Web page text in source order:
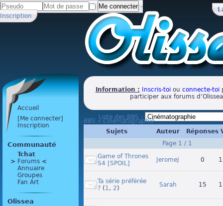
-
Inscription
Accueil
[Me connecter]
Inscription
Communauté
Tchat
> Forums <
Annuaire
Groupes
Fan Art
Olissea
Information : Inscris-toiou connecte-toi
participer aux forums
Liste des BBS :
BBS »Cinématographie
Sujets
Auteur Réponses
Page 1 / 1
Game of Thrones
S4 [SPOIL]
JeromeJ 0
Ta série préférée
? ( 1, 2) Sarah 15